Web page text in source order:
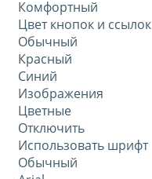
Комфортный
Цвет кнопок и ссылок
Обычный
Красный
Синий
Изображения
Цветные
Отключить
Использовать шрифт
Обычный